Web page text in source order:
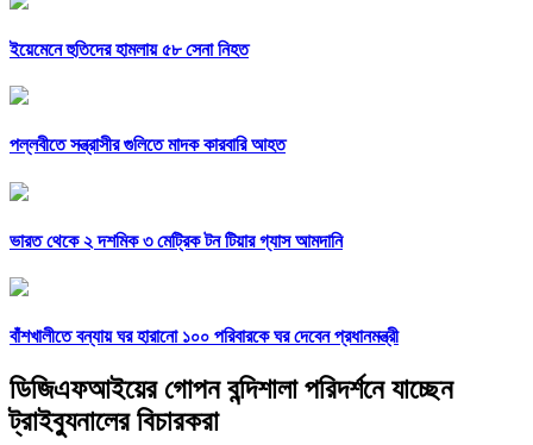
ইয়েমেনে হুতিদের হামলায় ৫৮ সেনা নিহত
পল্লবীতে সন্ত্রাসীর গুলিতে মাদক কারবারি আহত
ভারত থেকে ২ দশমিক ৩ মেট্রিক টন টিয়ার গ্যাস আমদানি
বাঁশখালীতে বন্যায় ঘর হারানো ১০০ পরিবারকে ঘর দেবেন প্রধানমন্ত্রী
ডিজিএফআইয়ের গোপন বন্দিশালা পরিদর্শনে যাচ্ছেন
ট্রাইব্যুনালের বিচারকরা